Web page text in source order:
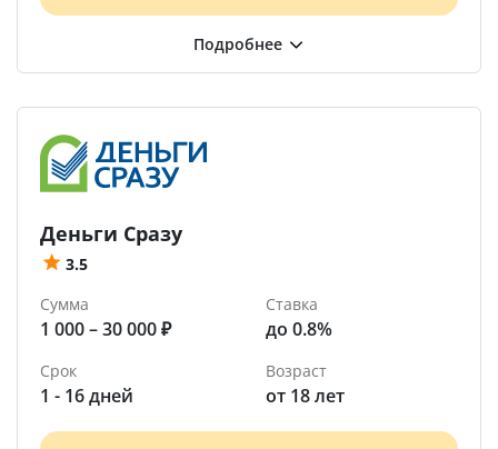
Деньги Сразу
3.5
Сумма
1 000 – 30 000 ₽
Ставка
до 0.8%
Срок
1 - 16 дней
Возраст
от 18 лет